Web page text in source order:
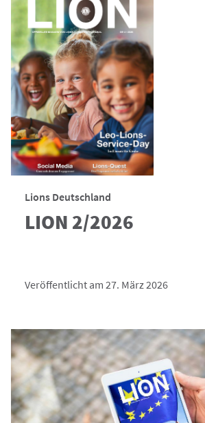
Lions Deutschland
LION 2/2026
Veröffentlicht am 27. März 2026